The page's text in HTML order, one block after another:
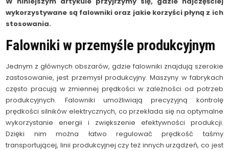
wykorzystywane są falowniki oraz jakie korzyści płyną z ich
stosowania.
Falowniki w przemyśle produkcyjnym
Jednym z głównych obszarów, gdzie falowniki znajdują szerokie
zastosowanie, jest przemysł produkcyjny. Maszyny w fabrykach
często pracują w zmiennej prędkości w zależności od potrzeb
produkcyjnych. Falowniki umożliwiają precyzyjną kontrolę
prędkości silników elektrycznych, co przekłada się na optymalne
wykorzystanie energii i zwiększenie efektywności produkcji.
Dzięki nim można łatwo regulować prędkość taśmy
transportującej, linii produkcyjnej czy też innych urządzeń, co jest